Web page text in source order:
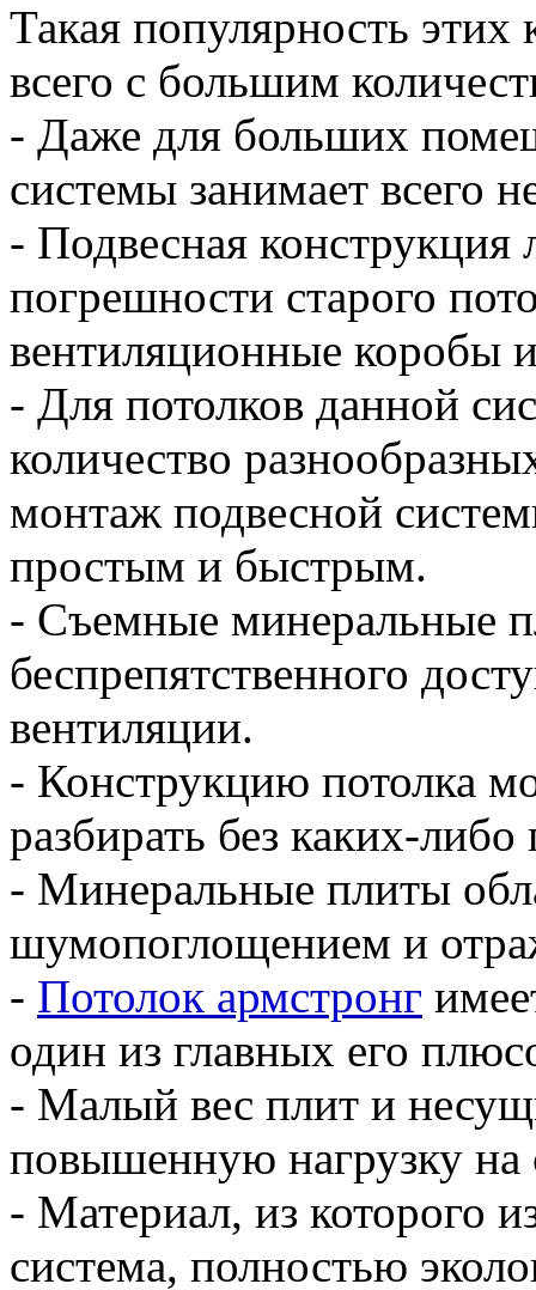
Такая популярность этих
всего с большим
- Даже для больших
системы занимает всего
- Подвесная конструкция
погрешности старого
вентиляционные коробы
- Для потолков данной
количество
монтаж подвесной
простым и быстрым.
- Съемные минеральные
беспрепятственного
вентиляции.
- Конструкцию потолка
разбирать без каких-
- Минеральные плиты
шумопоглощением и
- Потолок армстронг
один из главных его
- Малый вес плит и
повышенную нагрузку на
- Материал, из которого
система, полностью